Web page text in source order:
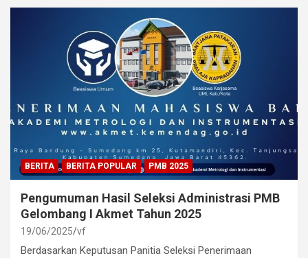
BERITA BERITA POPULAR PMB 2025
Pengumuman Hasil Seleksi Administrasi PMB
Gelombang I Akmet Tahun 2025
19/06/2025 vf
Berdasarkan Keputusan Panitia Seleksi Penerimaan